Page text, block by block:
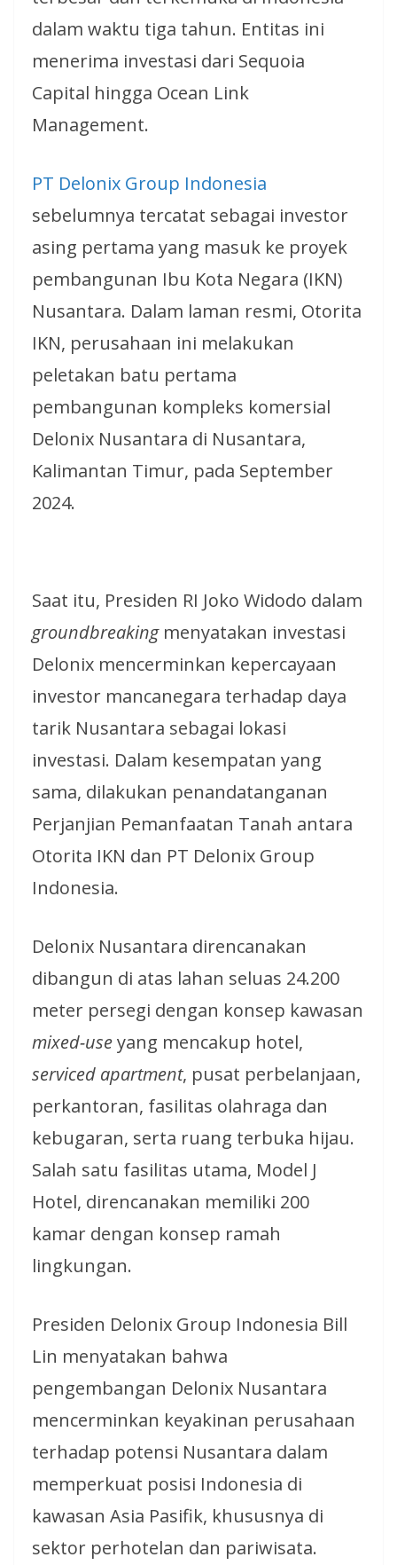
dalam waktu tiga tahun. Entitas ini
menerima investasi dari Sequoia
Capital hingga Ocean Link
Management.
PT Delonix Group Indonesia
sebelumnya tercatat sebagai investor
asing pertama yang masuk ke proyek
pembangunan Ibu Kota Negara (IKN)
Nusantara. Dalam laman resmi, Otorita
IKN, perusahaan ini melakukan
peletakan batu pertama
pembangunan kompleks komersial
Delonix Nusantara di Nusantara,
Kalimantan Timur, pada September
2024.
Saat itu, Presiden RI Joko Widodo dalam
groundbreaking menyatakan investasi
Delonix mencerminkan kepercayaan
investor mancanegara terhadap daya
tarik Nusantara sebagai lokasi
investasi. Dalam kesempatan yang
sama, dilakukan penandatanganan
Perjanjian Pemanfaatan Tanah antara
Otorita IKN dan PT Delonix Group
Indonesia.
Delonix Nusantara direncanakan
dibangun di atas lahan seluas 24.200
meter persegi dengan konsep kawasan
mixed-useyang mencakup hotel,
serviced apartment, pusat perbelanjaan,
perkantoran, fasilitas olahraga dan
kebugaran, serta ruang terbuka hijau.
Salah satu fasilitas utama, Model J
Hotel, direncanakan memiliki 200
kamar dengan konsep ramah
lingkungan.
Presiden Delonix Group Indonesia Bill
Lin menyatakan bahwa
pengembangan Delonix Nusantara
mencerminkan keyakinan perusahaan
terhadap potensi Nusantara dalam
memperkuat posisi Indonesia di
kawasan Asia Pasifik, khususnya di
sektor perhotelan dan pariwisata.